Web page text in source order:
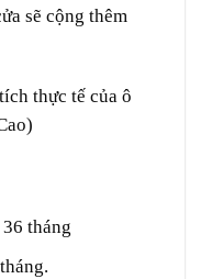
sẽ cộng thêm
thực tế của ô
tháng